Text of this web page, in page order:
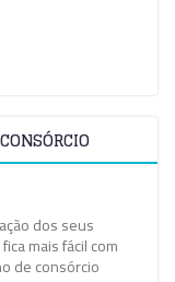
CONSÓRCIO
dos seus
mais fácil com
de consórcio